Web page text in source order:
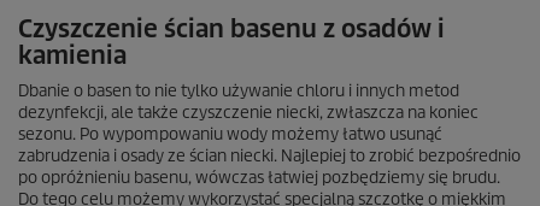
Czyszczenie ścian basenu z osadów i
kamienia
Dbanie o basen to nie tylko używanie chloru i innych metod
dezynfekcji, ale także czyszczenie niecki, zwłaszcza na koniec
sezonu. Po wypompowaniu wody możemy łatwo usunąć
zabrudzenia i osady ze ścian niecki. Najlepiej to zrobić bezpośrednio
po opróżnieniu basenu, wówczas łatwiej pozbędziemy się brudu.
Do tego celu możemy wykorzystać specjalną szczotkę o miękkim